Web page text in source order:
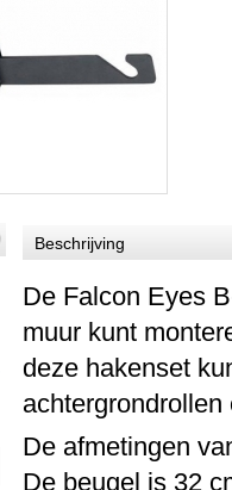
Beschrijving
De Falcon Eyes
muur kunt
deze hakenset
achtergrondrollen
De afmetingen
De beugel is 32